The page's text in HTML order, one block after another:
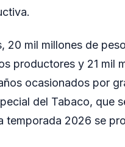
20 mil millones de
productores y 21 mil
ocasionados por
del Tabaco, que
temporada 2026 se